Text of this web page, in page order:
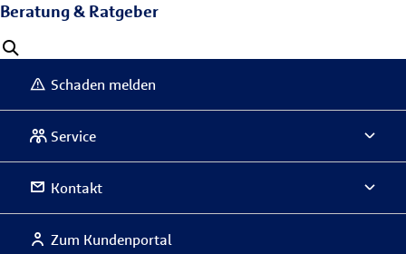
Beratung & Ratgeber
Schaden melden
Service
Kontakt
Zum Kundenportal